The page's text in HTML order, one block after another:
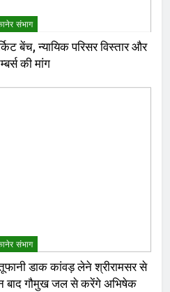
संभाग
बेंच, न्यायिक परिसर विस्तार और
की मांग
संभाग
डाक कांवड़ लेने श्रीरामसर से
बाद गौमुख जल से करेंगे अभिषेक